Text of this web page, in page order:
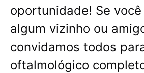
oportunidade! Se
algum vizinho ou
convidamos todos
oftalmológico